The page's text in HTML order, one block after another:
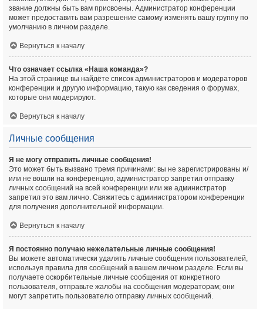
звание должны быть вам присвоены. Администратор конференции
может предоставить вам разрешение самому изменять вашу группу по
умолчанию в личном разделе.
Вернуться к началу
Что означает ссылка «Наша команда»?
На этой странице вы найдёте список администраторов и модераторов
конференции и другую информацию, такую как сведения о форумах,
которые они модерируют.
Вернуться к началу
Личные сообщения
Я не могу отправить личные сообщения!
Это может быть вызвано тремя причинами: вы не зарегистрированы и/
или не вошли на конференцию, администратор запретил отправку
личных сообщений на всей конференции или же администратор
запретил это вам лично. Свяжитесь с администратором конференции
для получения дополнительной информации.
Вернуться к началу
Я постоянно получаю нежелательные личные сообщения!
Вы можете автоматически удалять личные сообщения пользователей,
используя правила для сообщений в вашем личном разделе. Если вы
получаете оскорбительные личные сообщения от конкретного
пользователя, отправьте жалобы на сообщения модераторам; они
могут запретить пользователю отправку личных сообщений.